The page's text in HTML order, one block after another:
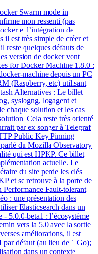
Swarm mode in
mon ressenti (pas
et l’intégration de
il est très simple de créer et
reste quelques défauts de
version de docker vont
for Docker Machine 1.8.0 :
machine depuis un PC
(Raspberry, etc) utilisant
Alternatives : Le billet
syslogng, logagent et
chaque solution et les cas
Cela reste très orienté
par ex songer à Telegraf
Public Key Pinning
parlé du Mozilla Observatory
qui est HPKP. Ce billet
actuelle. Le
du site perde les clés
et se retrouve à la porte de
Fault-tolerant
: une présentation des
Elasticsearch dans un
5.0.0-beta1 : l’écosystème
vers la 5.0 avec la sortie
améliorations, il est
défaut (au lieu de 1 Go);
dans un contexte